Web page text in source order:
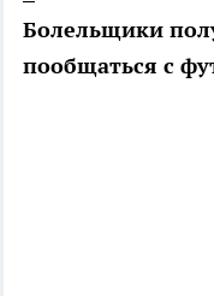
Болельщики
пообщаться с